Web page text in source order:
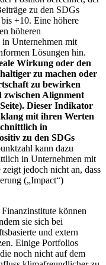
zu den SDGs
+10. Eine höhere
höheren
Unternehmen mit
Lösungen hin.
Wirkung oder den
zu machen oder
zu bewirken
zwischen Alignment
Dieser Indikator
mit ihren Werten
in
zu den SDGs
kann dazu
in Unternehmen mit
jedoch nicht an, dass
(„Impact“)
Finanzinstitute können
sie sich bei
und extern
Einige Portfolios
noch nicht auf dem